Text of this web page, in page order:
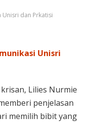
dan Prkatisi
Unisri
Lilies Nurmie
penjelasan
memilih bibit yang